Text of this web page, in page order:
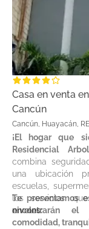
Casa en venta
Cancún
Cancún,
¡El hogar que
Residencial
combina
una ubicación
escuelas,
los servicios
encontrarán el
comodidad,
Te presentamos
niveles: